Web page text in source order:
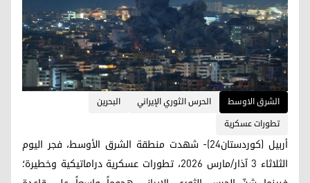
الشرق الاوسط الحرس الثوري الإيراني
البحرين
تطورات عسكرية
أربيل (كوردستان24)- شهدت منطقة الشرق الأوسط، فجر اليوم
الثلاثاء 3 آذار/مارس 2026، تطورات عسكرية دراماتيكية وخطيرة؛